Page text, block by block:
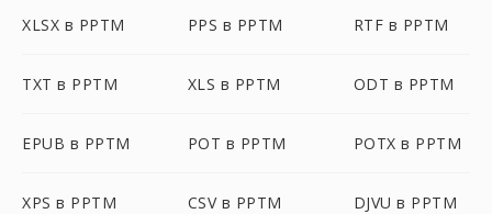
XLSX в PPTM PPS в PPTM RTF в PPTM
TXT в PPTM XLS в PPTM ODT в PPTM
EPUB в PPTM POT в PPTM POTX в PPTM
XPS в PPTM CSV в PPTM DJVU в PPTM